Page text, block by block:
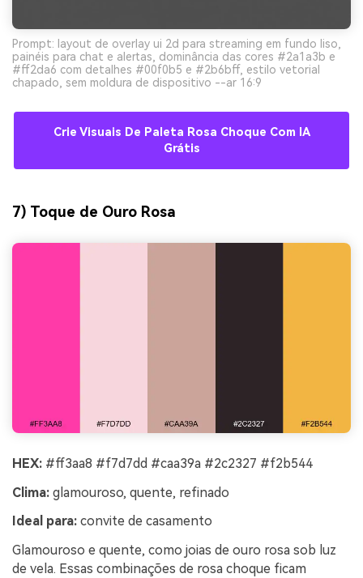
Prompt: layout de overlay ui 2d para streaming em fundo liso,
painéis para chat e alertas, dominância das cores #2a1a3b e
#ff2da6 com detalhes #00f0b5 e #2b6bff, estilo vetorial
chapado, sem moldura de dispositivo --ar 16:9
Crie Visuais De Paleta Rosa Choque Com IA
Grátis
7) Toque de Ouro Rosa
HEX: #ff3aa8 #f7d7dd #caa39a #2c2327 #f2b544
Clima: glamouroso, quente, refinado
Ideal para: convite de casamento
Glamouroso e quente, como joias de ouro rosa sob luz
de vela. Essas combinações de rosa choque ficam